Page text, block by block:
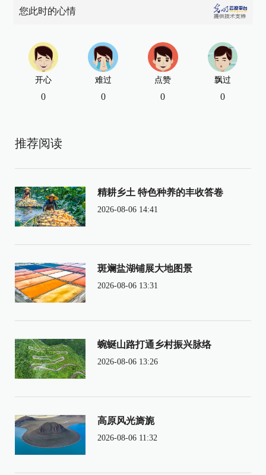
您此时的心情
开心
0
难过
0
点赞
0
飘过
0
推荐阅读
精耕乡土 特色种养的丰收答卷
2026-08-06 14:41
斑斓盐湖铺展大地图景
2026-08-06 13:31
蜿蜒山路打通乡村振兴脉络
2026-08-06 13:26
高原风光旖旎
2026-08-06 11:32